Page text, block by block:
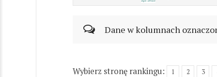
Dane w kolumnach
Wybierz stronę rankingu: 1 2 3